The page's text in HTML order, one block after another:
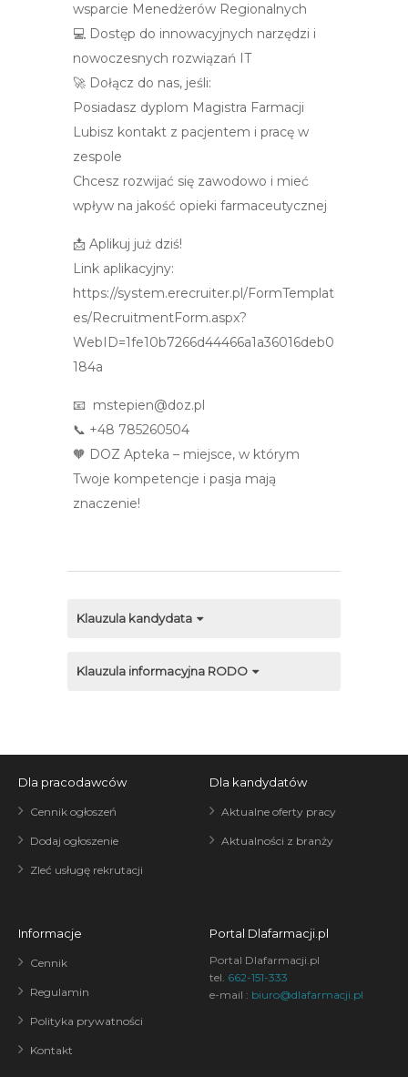
wsparcie Menedżerów Regionalnych
💻 Dostęp do innowacyjnych narzędzi i
nowoczesnych rozwiązań IT
🚀 Dołącz do nas, jeśli:
Posiadasz dyplom Magistra Farmacji
Lubisz kontakt z pacjentem i pracę w
zespole
Chcesz rozwijać się zawodowo i mieć
wpływ na jakość opieki farmaceutycznej
📩 Aplikuj już dziś!
Link aplikacyjny:
https://system.erecruiter.pl/FormTemplat
es/RecruitmentForm.aspx?
WebID=1fe10b7266d44466a1a36016deb0
184a
📧 mstepien@doz.pl
📞 +48 785260504
🧡 DOZ Apteka – miejsce, w którym
Twoje kompetencje i pasja mają
znaczenie!
Klauzula kandydata
Klauzula informacyjna RODO
Dla pracodawców
Cennik ogłoszeń
Dodaj ogłoszenie
Zleć usługę rekrutacji
Dla kandydatów
Aktualne oferty pracy
Aktualności z branży
Informacje
Cennik
Regulamin
Polityka prywatności
Kontakt
Portal Dlafarmacji.pl
Portal Dlafarmacji.pl
tel. 662-151-333
e-mail : biuro@dlafarmacji.pl